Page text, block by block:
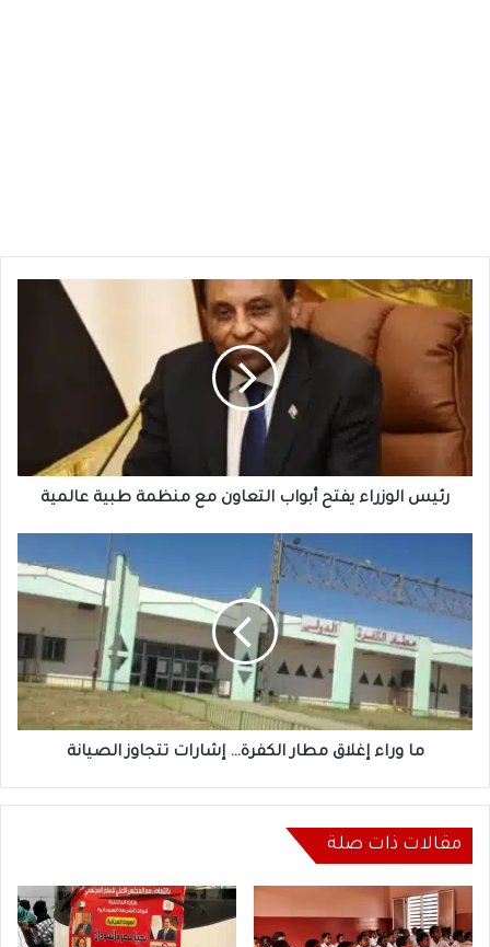
رئيس
الوزراء
يفتح
أبواب
مع
منظمة
عالمية
رئيس الوزراء يفتح أبواب التعاون مع منظمة طبية عالمية
إغلاق
مطار
الكفرة…
إشارات
تتجاوز
الصيانة
ما وراء إغلاق مطار الكفرة… إشارات تتجاوز الصيانة
مقالات ذات صلة